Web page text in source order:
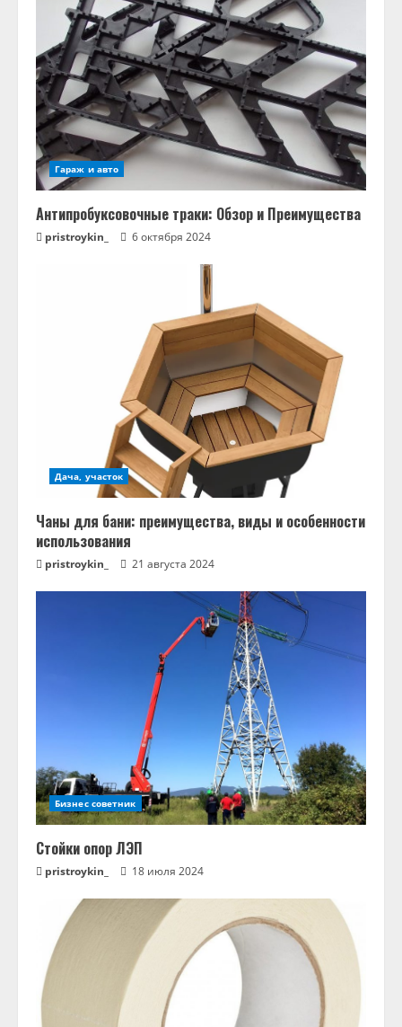
Гараж и авто
Антипробуксовочные траки: Обзор и Преимущества
pristroykin_ 6 октября 2024
Дача, участок
Чаны для бани: преимущества, виды и особенности
использования
pristroykin_ 21 августа 2024
Бизнес советник
Стойки опор ЛЭП
pristroykin_ 18 июля 2024